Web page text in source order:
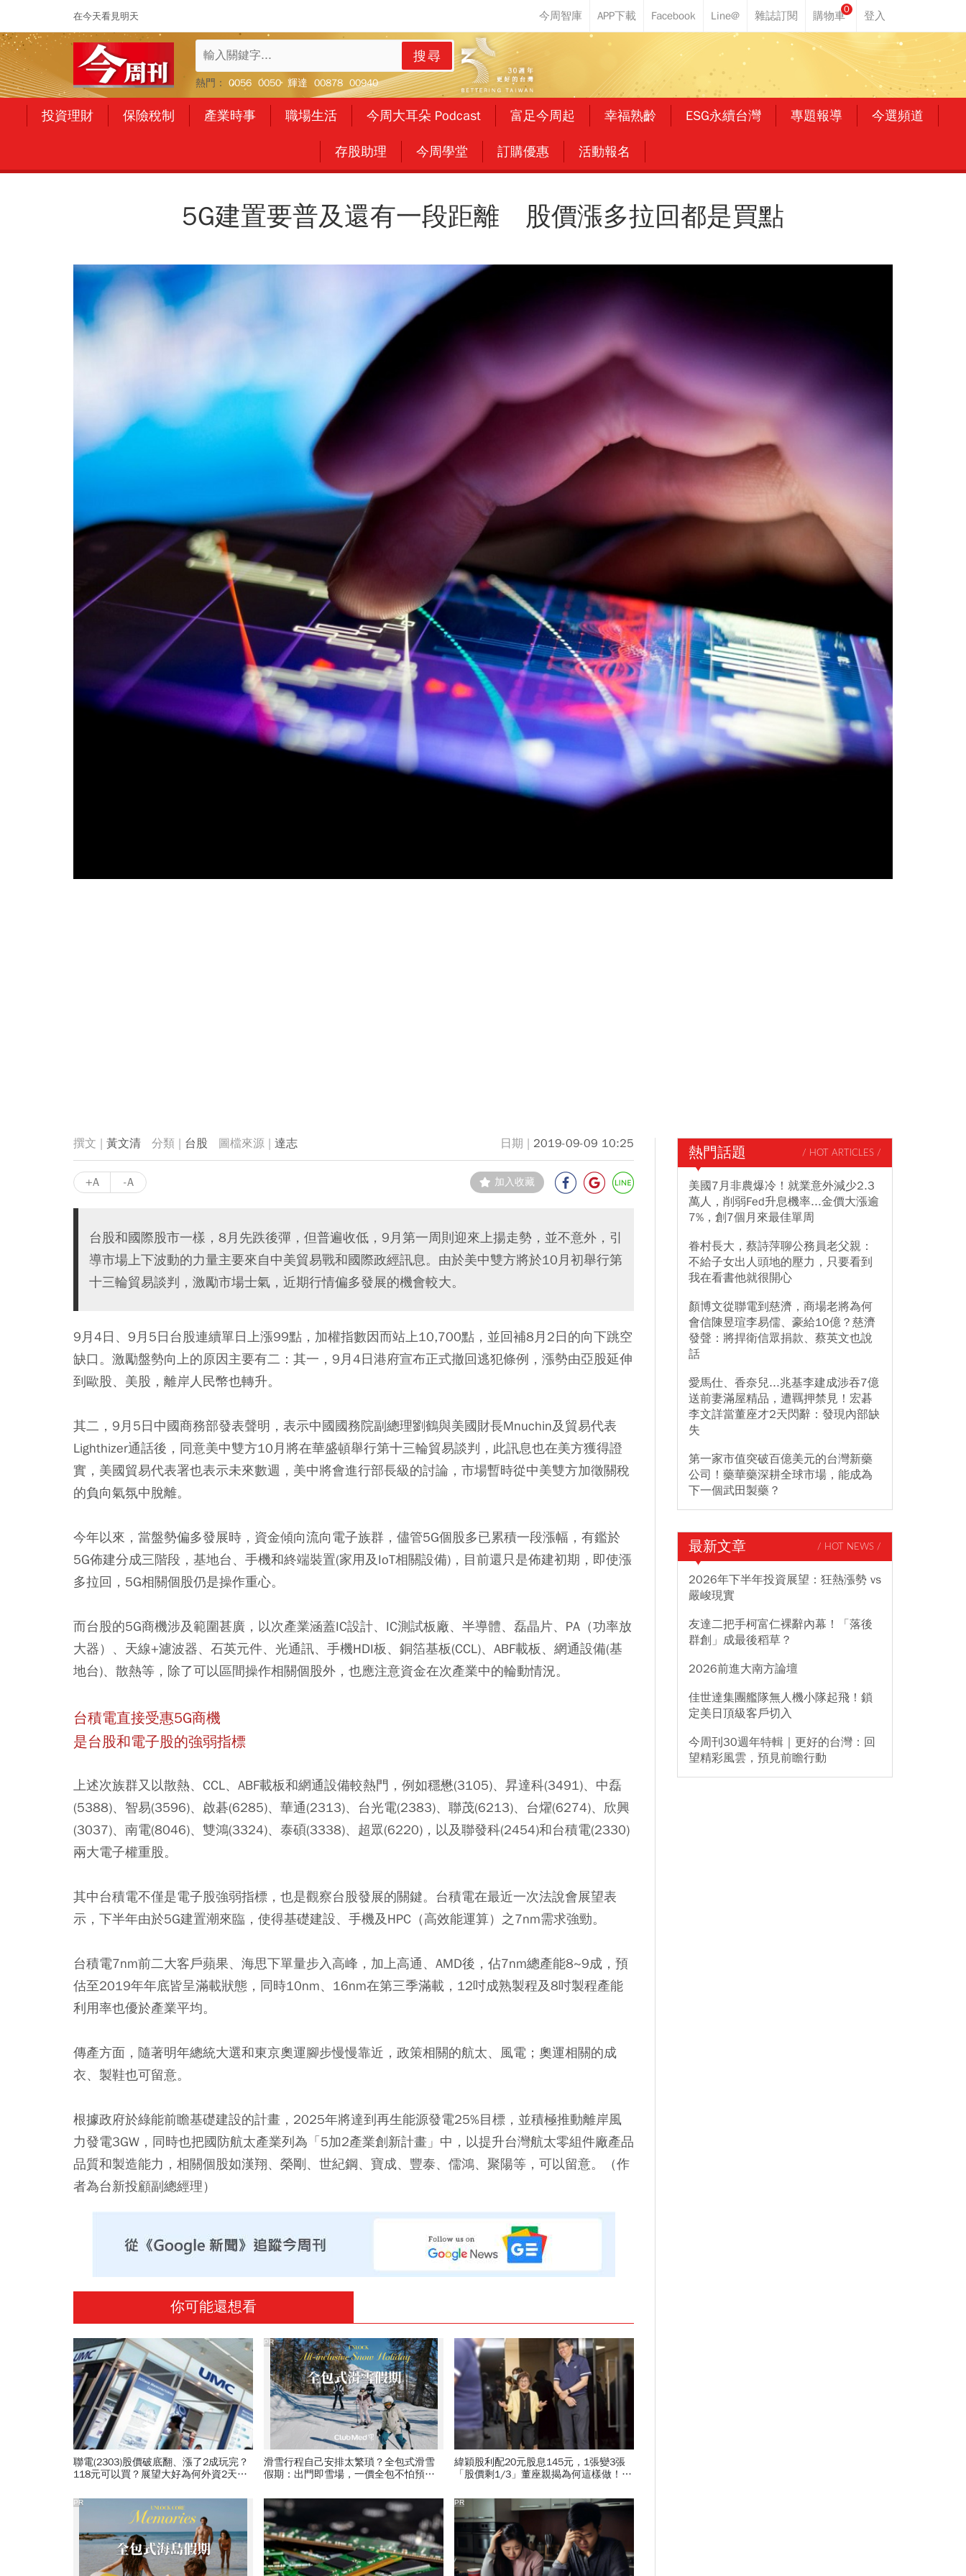
在今天看見明天
0
搜尋
熱門： 0056 0050 輝達 00878 00940
投資理財 保險稅制 產業時事 職場生活 今周大耳朵 Podcast 富足今周起 幸福熟齡 ESG永續台灣 專題報導 今選頻道
存股助理 今周學堂 訂購優惠 活動報名
5G建置要普及還有一段距離 股價漲多拉回都是買點
黃文清 台股 達志 2019-09-09 10:25
+A -A 加入收藏
台股和國際股市一樣，8月先跌後彈，但普遍收低，9月第一周則迎來上揚走勢，並不意外，引
導市場上下波動的力量主要來自中美貿易戰和國際政經訊息。由於美中雙方將於10月初舉行第
十三輪貿易談判，激勵市場士氣，近期行情偏多發展的機會較大。
9月4日、9月5日台股連續單日上漲99點，加權指數因而站上10,700點，並回補8月2日的向下跳空
缺口。激勵盤勢向上的原因主要有二：其一，9月4日港府宣布正式撤回逃犯條例，漲勢由亞股延伸
到歐股、美股，離岸人民幣也轉升。
其二，9月5日中國商務部發表聲明，表示中國國務院副總理劉鶴與美國財長Mnuchin及貿易代表
Lighthizer通話後，同意美中雙方10月將在華盛頓舉行第十三輪貿易談判，此訊息也在美方獲得證
實，美國貿易代表署也表示未來數週，美中將會進行部長級的討論，市場暫時從中美雙方加徵關稅
的負向氣氛中脫離。
今年以來，當盤勢偏多發展時，資金傾向流向電子族群，儘管5G個股多已累積一段漲幅，有鑑於
5G佈建分成三階段，基地台、手機和終端裝置(家用及IoT相關設備)，目前還只是佈建初期，即使漲
多拉回，5G相關個股仍是操作重心。
而台股的5G商機涉及範圍甚廣，以次產業涵蓋IC設計、IC測試板廠、半導體、磊晶片、PA（功率放
大器）、天線+濾波器、石英元件、光通訊、手機HDI板、銅箔基板(CCL)、ABF載板、網通設備(基
地台)、散熱等，除了可以區間操作相關個股外，也應注意資金在次產業中的輪動情況。
台積電直接受惠5G商機
是台股和電子股的強弱指標
上述次族群又以散熱、CCL、ABF載板和網通設備較熱門，例如穩懋(3105)、昇達科(3491)、中磊
(5388)、智易(3596)、啟碁(6285)、華通(2313)、台光電(2383)、聯茂(6213)、台燿(6274)、欣興
(3037)、南電(8046)、雙鴻(3324)、泰碩(3338)、超眾(6220)，以及聯發科(2454)和台積電(2330)
兩大電子權重股。
其中台積電不僅是電子股強弱指標，也是觀察台股發展的關鍵。台積電在最近一次法說會展望表
示，下半年由於5G建置潮來臨，使得基礎建設、手機及HPC（高效能運算）之7nm需求強勁。
台積電7nm前二大客戶蘋果、海思下單量步入高峰，加上高通、AMD後，佔7nm總產能8~9成，預
估至2019年年底皆呈滿載狀態，同時10nm、16nm在第三季滿載，12吋成熟製程及8吋製程產能
利用率也優於產業平均。
傳產方面，隨著明年總統大選和東京奧運腳步慢慢靠近，政策相關的航太、風電；奧運相關的成
衣、製鞋也可留意。
根據政府於綠能前瞻基礎建設的計畫，2025年將達到再生能源發電25%目標，並積極推動離岸風
力發電3GW，同時也把國防航太產業列為「5加2產業創新計畫」中，以提升台灣航太零組件廠產品
品質和製造能力，相關個股如漢翔、榮剛、世紀鋼、寶成、豐泰、儒鴻、聚陽等，可以留意。（作
者為台新投顧副總經理）
你可能還想看
聯電(2303)股價破底翻、漲了2成玩完？
118元可以買？展望大好為何外資2天賣
滑雪行程自己安排太繁瑣？全包式滑雪
假期：出門即雪場，一價全包不怕預算
PR
緯穎股利配20元股息145元，1張變3張
「股價剩1/3」董座親揭為何這樣做！訂
PR PR
熱門話題 / HOT ARTICLES /
美國7月非農爆冷！就業意外減少2.3
萬人，削弱Fed升息機率...金價大漲逾
7%，創7個月來最佳單周
眷村長大，蔡詩萍聊公務員老父親：
不給子女出人頭地的壓力，只要看到
我在看書他就很開心
顏博文從聯電到慈濟，商場老將為何
會信陳昱瑄李易儒、豪給10億？慈濟
發聲：將捍衛信眾捐款、蔡英文也說
話
愛馬仕、香奈兒...兆基李建成涉吞7億
送前妻滿屋精品，遭羈押禁見！宏碁
李文詳當董座才2天閃辭：發現內部缺
失
第一家市值突破百億美元的台灣新藥
公司！藥華藥深耕全球市場，能成為
下一個武田製藥？
最新文章 / HOT NEWS /
2026年下半年投資展望：狂熱漲勢 vs
嚴峻現實
友達二把手柯富仁裸辭內幕！「落後
群創」成最後稻草？
2026前進大南方論壇
佳世達集團艦隊無人機小隊起飛！鎖
定美日頂級客戶切入
今周刊30週年特輯｜更好的台灣：回
望精彩風雲，預見前瞻行動